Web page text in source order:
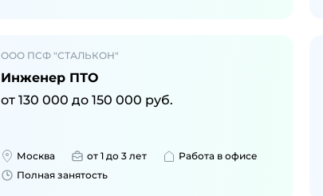
ООО ПСФ "СТАЛЬКОН"
Инженер ПТО
от 130 000 до 150 000 руб.
Москва от 1 до 3 лет
Работа в офисе
Полная занятость